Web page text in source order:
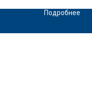
Подробнее